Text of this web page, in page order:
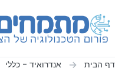
דף הבית אנדרואיד - כללי